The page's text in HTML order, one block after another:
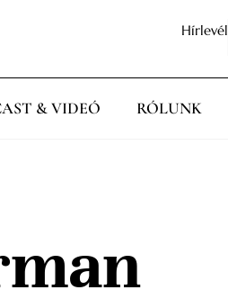
Hírlevél
& VIDEÓ RÓLUNK